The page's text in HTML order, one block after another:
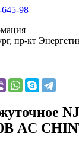
98
пр-кт
AC